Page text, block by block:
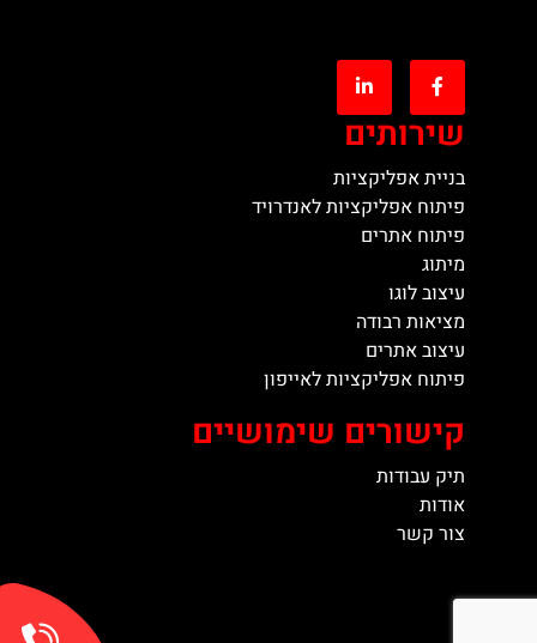
שירותים
בניית אפליקציות
פיתוח אפליקציות לאנדרויד
פיתוח אתרים
מיתוג
עיצוב לוגו
מציאות רבודה
עיצוב אתרים
פיתוח אפליקציות לאייפון
קישורים שימושיים
תיק עבודות
אודות
צור קשר